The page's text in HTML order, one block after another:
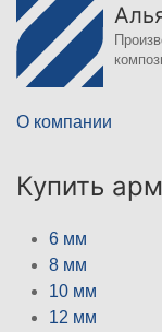
О компании
Купить
6 мм
8 мм
10 мм
12 мм